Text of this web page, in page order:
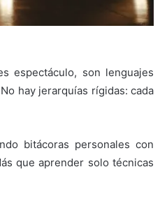
espectáculo, son lenguajes
hay jerarquías rígidas: cada
bitácoras personales con
que aprender solo técnicas